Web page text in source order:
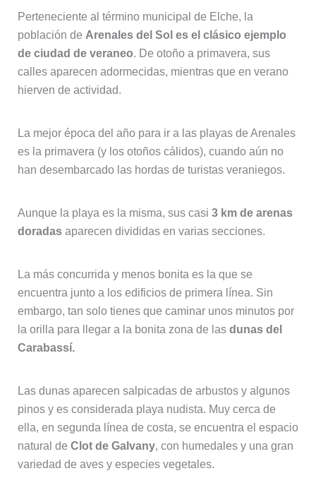
Perteneciente al término municipal de Elche, la
población de Arenales del Sol es el clásico ejemplo
de ciudad de veraneo. De otoño a primavera, sus
calles aparecen adormecidas, mientras que en verano
hierven de actividad.
La mejor época del año para ir a las playas de Arenales
es la primavera (y los otoños cálidos), cuando aún no
han desembarcado las hordas de turistas veraniegos.
Aunque la playa es la misma, sus casi 3 km de arenas
doradasaparecen divididas en varias secciones.
La más concurrida y menos bonita es la que se
encuentra junto a los edificios de primera línea. Sin
embargo, tan solo tienes que caminar unos minutos por
la orilla para llegar a la bonita zona de las dunas del
Carabassí.
Las dunas aparecen salpicadas de arbustos y algunos
pinos y es considerada playa nudista. Muy cerca de
ella, en segunda línea de costa, se encuentra el espacio
natural de Clot de Galvany, con humedales y una gran
variedad de aves y especies vegetales.